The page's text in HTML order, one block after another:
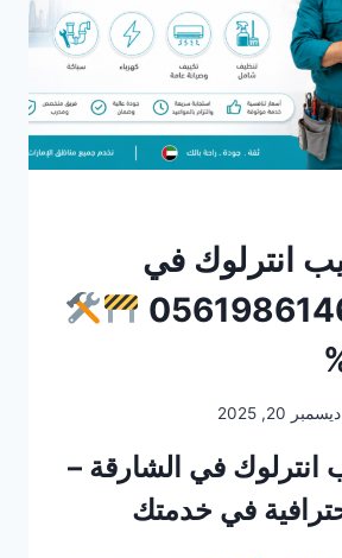
انترلوك في
ديسمبر 20, 2025
انترلوك في الشارقة –
في خدمتك